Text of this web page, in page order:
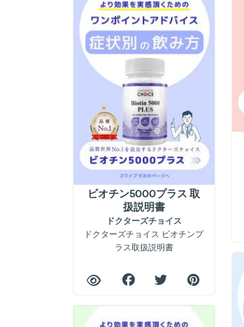
ビオチン5000プラス 取
扱説明書
ドクターズチョイス
ドクターズチョイス ビオチンプ
ラス取扱説明書